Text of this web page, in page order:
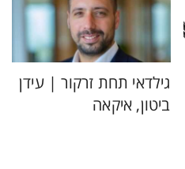
גילדאי תחת זרקור | עידן
ביטון, איקאה